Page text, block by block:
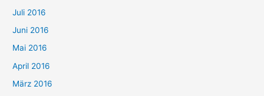
Juli 2016
Juni 2016
Mai 2016
April 2016
März 2016